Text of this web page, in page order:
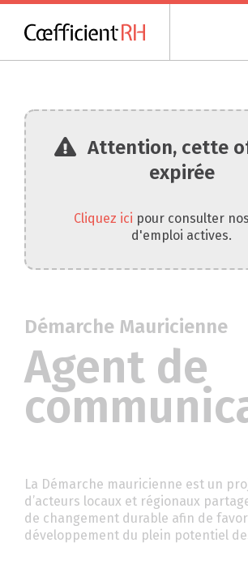
Attention, cette
expirée
Cliquez ici pour consulter
d'emploi actives.
Démarche Mauricienne
Agent de
La Démarche mauricienne est un
d’acteurs locaux et régionaux
de changement durable afin de
développement du plein potentiel